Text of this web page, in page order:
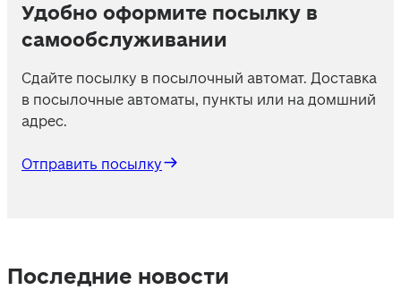
Удобно оформите посылку в
самообслуживании
Сдайте посылку в посылочный автомат. Доставка
в посылочные автоматы, пункты или на домшний
адрес.
Отправить посылку
Последние новости